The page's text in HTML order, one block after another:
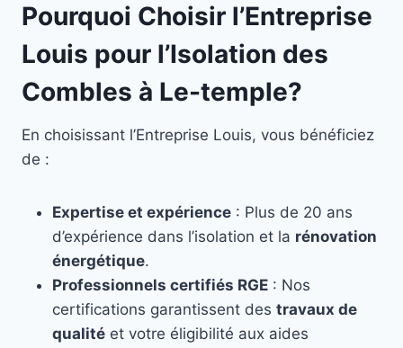
Pourquoi Choisir l’Entreprise
Louis pour l’Isolation des
Combles à Le-temple?
En choisissant l’Entreprise Louis, vous bénéficiez
de :
Expertise et expérience : Plus de 20 ans
d’expérience dans l’isolation et la rénovation
énergétique.
Professionnels certifiés RGE : Nos
certifications garantissent des travaux de
qualité et votre éligibilité aux aides